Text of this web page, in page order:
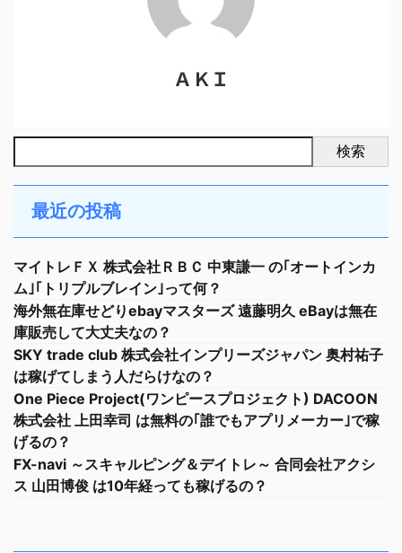
ＡＫＩ
検索
最近の投稿
マイトレＦＸ 株式会社ＲＢＣ 中東謙一 の｢オートインカ
ム｣｢トリプルブレイン｣って何？
海外無在庫せどりebayマスターズ 遠藤明久 eBayは無在
庫販売して大丈夫なの？
SKY trade club 株式会社インプリーズジャパン 奥村祐子
は稼げてしまう人だらけなの？
One Piece Project(ワンピースプロジェクト) DACOON
株式会社 上田幸司 は無料の｢誰でもアプリメーカー｣で稼
げるの？
FX-navi ～スキャルピング＆デイトレ～ 合同会社アクシ
ス 山田博俊 は10年経っても稼げるの？